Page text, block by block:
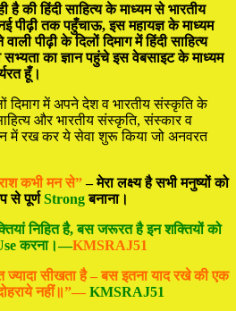
है की हिंदी साहित्य के माध्यम से भारतीय
पीढ़ी तक पहुँचाऊ, इस महायज्ञ के माध्यम
पीढ़ी के दिलों दिमाग में हिंदी साहित्य
का ज्ञान पहुंचे इस वेबसाइट के माध्यम
हूँ।
दिमाग में अपने देश व भारतीय संस्कृति के
और भारतीय संस्कृति, संस्कार व
में रख कर ये सेवा शुरू किया जो अनवरत
कभी मन से”– मेरा लक्ष्य है सभी मनुष्यों को
से पूर्णStrongबनाना।
निहित है, बस जरूरत है इन शक्तियों को
करना।—KMSRAJ51
सीखता है – बस इतना याद रखे की एक
नहीं॥”— KMSRAJ51